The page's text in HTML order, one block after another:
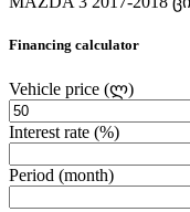
Financing calculator
Vehicle price (ლ)
Interest rate (%)
Period (month)